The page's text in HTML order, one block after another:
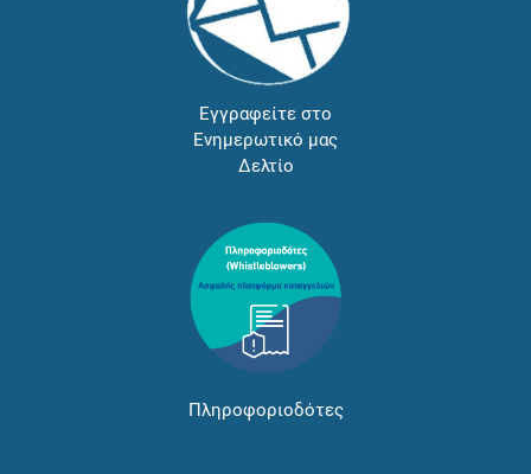
Εγγραφείτε στο
Ενημερωτικό μας
Δελτίο
Πληροφοριοδότες